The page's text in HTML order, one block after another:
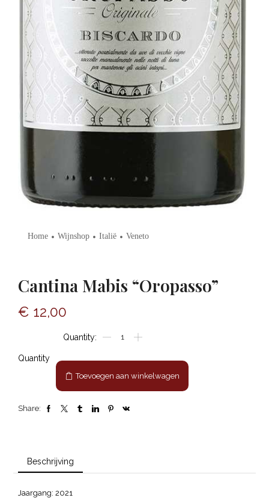
Home • Wijnshop • Italië • Veneto
Cantina Mabis “Oropasso”
€ 12,00
Quantity
Toevoegen aan winkelwagen
Share:
Beschrijving
Jaargang: 2021